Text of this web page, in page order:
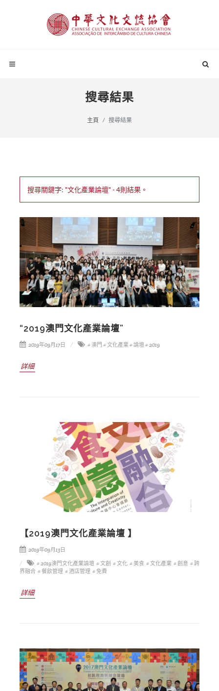
搜尋結果
主頁 搜尋結果
搜尋關鍵字: "文化產業論壇" - 4則結果。
“2019澳門文化產業論壇”
2019年09月17日 # 澳門 # 文化產業# 論壇# 2019
詳細
【2019澳門文化產業論壇 】
2019年09月13日
# 2019澳門文化產業論壇 # 文創 # 文化 # 美食 # 文化產業 # 創意 # 跨
界融合 # 餐飲管理 # 酒店管理 # 免費
詳細